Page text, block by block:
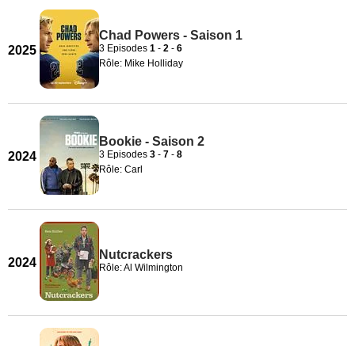
2025
Chad Powers - Saison 1
3 Episodes 1 - 2 - 6
Rôle: Mike Holliday
2024
Bookie - Saison 2
3 Episodes 3 - 7 - 8
Rôle: Carl
2024
Nutcrackers
Rôle: Al Wilmington